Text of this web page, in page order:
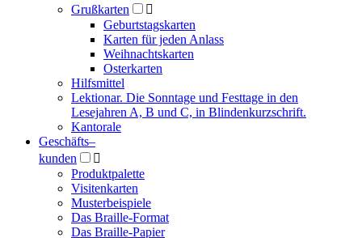
Grußkarten

Geburtstagskarten
Karten für jeden Anlass
Weihnachtskarten
Osterkarten
Hilfsmittel
Lektionar. Die Sonntage und Festtage in den
Lesejahren A, B und C, in Blindenkurzschrift.
Kantorale
Geschäfts­–
kunden

Produktpalette
Visitenkarten
Musterbeispiele
Das Braille-Format
Das Braille-Papier